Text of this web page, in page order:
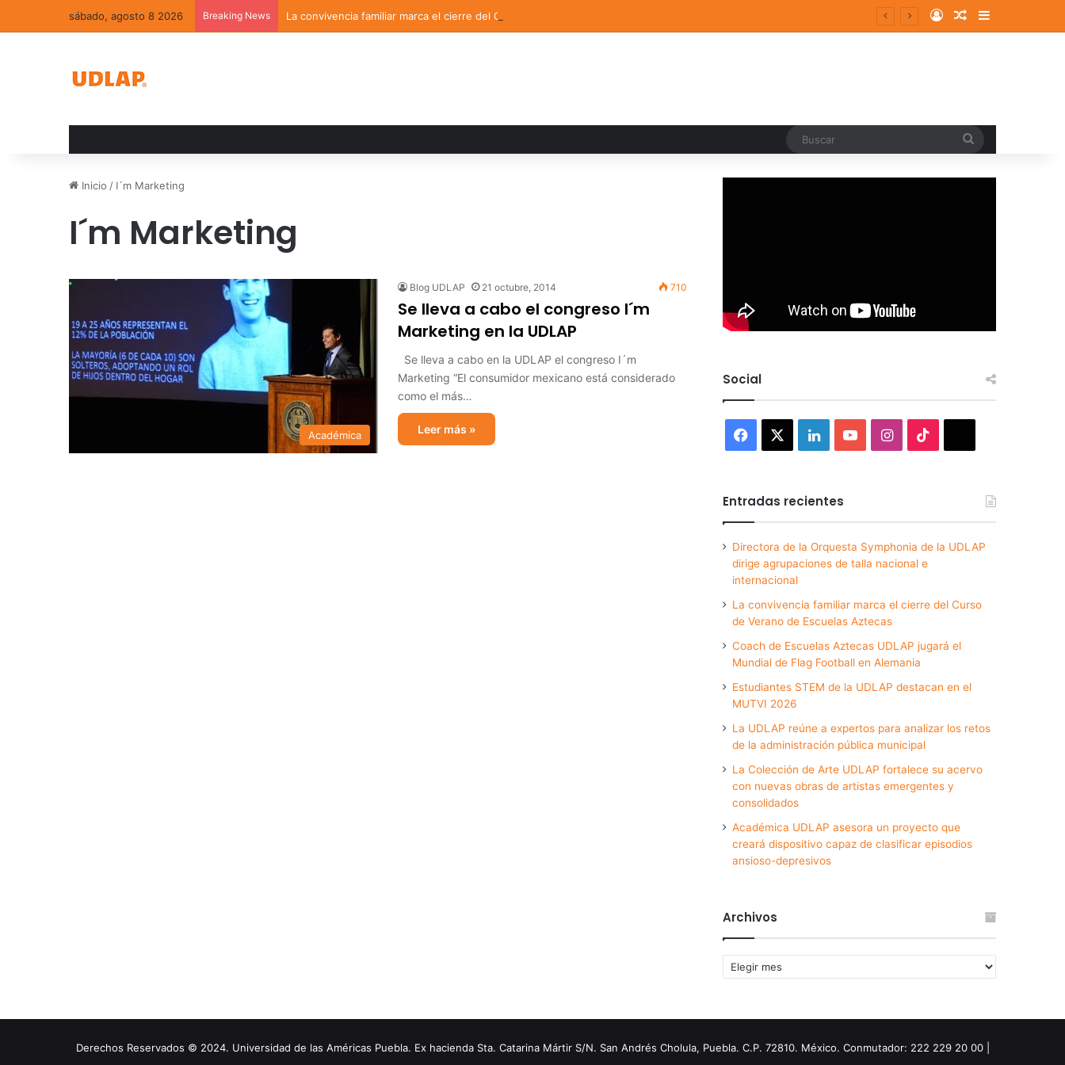
sábado, agosto 8 2026 Breaking News La convivencia familiar marca el cierre del Curso de Verano de Escuelas Aztecas Log InRandom Article
Sidebar
Inicio / I´m Marketing
I´m Marketing
Académica
Blog UDLAP 21 octubre, 2014 710
Se lleva a cabo el congreso I´m
Marketing en la UDLAP
Se lleva a cabo en la UDLAP el congreso I´m
Marketing “El consumidor mexicano está considerado
como el más…
Leer más »
Social
Facebook LinkedInYouTubeInstagram
Entradas recientes
Directora de la Orquesta Symphonia de la UDLAP
dirige agrupaciones de talla nacional e
internacional
La convivencia familiar marca el cierre del Curso
de Verano de Escuelas Aztecas
Coach de Escuelas Aztecas UDLAP jugará el
Mundial de Flag Football en Alemania
Estudiantes STEM de la UDLAP destacan en el
MUTVI 2026
La UDLAP reúne a expertos para analizar los retos
de la administración pública municipal
La Colección de Arte UDLAP fortalece su acervo
con nuevas obras de artistas emergentes y
consolidados
Académica UDLAP asesora un proyecto que
creará dispositivo capaz de clasificar episodios
ansioso-depresivos
Archivos
Archivos
Derechos Reservados © 2024. Universidad de las Américas Puebla. Ex hacienda Sta. Catarina Mártir S/N. San Andrés Cholula, Puebla. C.P. 72810. México. Conmutador: 222 229 20 00 |